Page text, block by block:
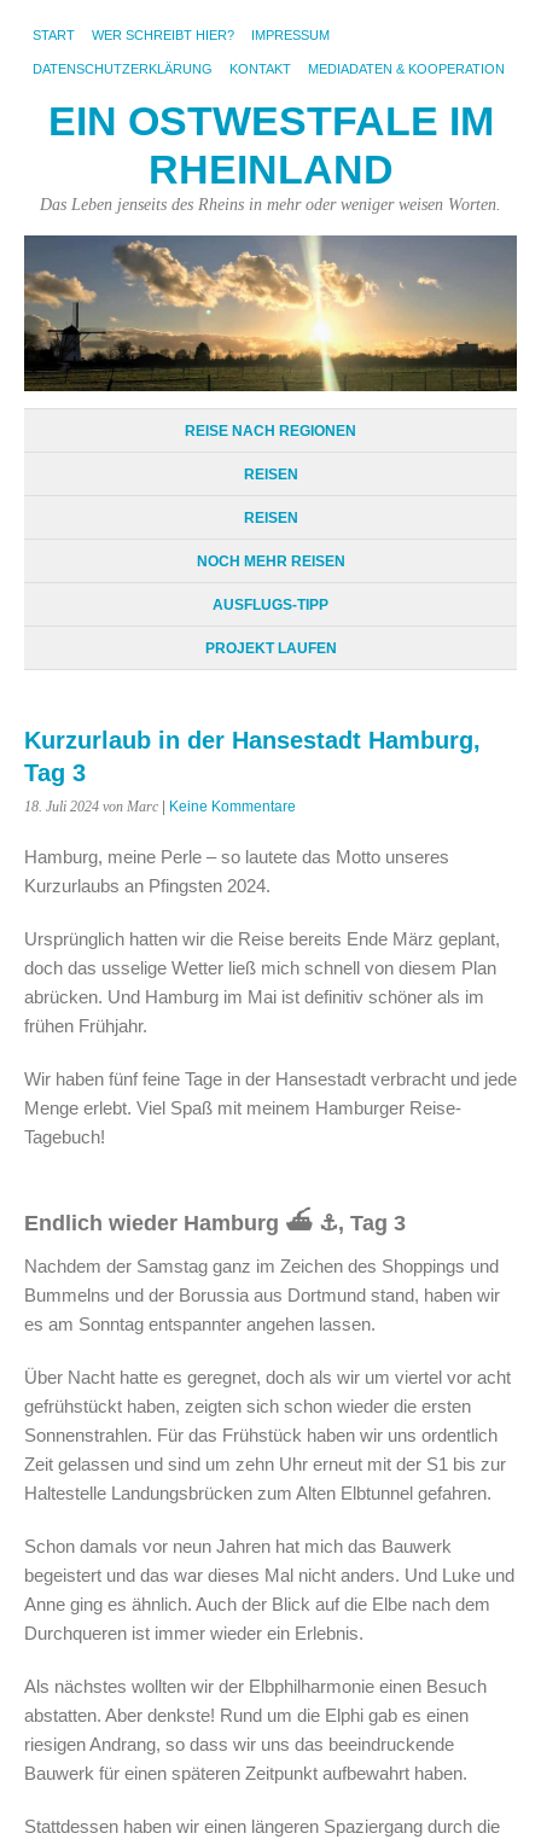
START WER SCHREIBT HIER? IMPRESSUM
DATENSCHUTZERKLÄRUNG KONTAKT MEDIADATEN & KOOPERATION
EIN OSTWESTFALE IM
RHEINLAND
Das Leben jenseits des Rheins in mehr oder weniger weisen Worten.
REISE NACH REGIONEN
REISEN
REISEN
NOCH MEHR REISEN
AUSFLUGS-TIPP
PROJEKT LAUFEN
Kurzurlaub in der Hansestadt Hamburg,
Tag 3
18. Juli 2024 von Marc | Keine Kommentare
Hamburg, meine Perle – so lautete das Motto unseres
Kurzurlaubs an Pfingsten 2024.
Ursprünglich hatten wir die Reise bereits Ende März geplant,
doch das usselige Wetter ließ mich schnell von diesem Plan
abrücken. Und Hamburg im Mai ist definitiv schöner als im
frühen Frühjahr.
Wir haben fünf feine Tage in der Hansestadt verbracht und jede
Menge erlebt. Viel Spaß mit meinem Hamburger Reise-
Tagebuch!
Endlich wieder Hamburg ⛴️ ⚓, Tag 3
Nachdem der Samstag ganz im Zeichen des Shoppings und
Bummelns und der Borussia aus Dortmund stand, haben wir
es am Sonntag entspannter angehen lassen.
Über Nacht hatte es geregnet, doch als wir um viertel vor acht
gefrühstückt haben, zeigten sich schon wieder die ersten
Sonnenstrahlen. Für das Frühstück haben wir uns ordentlich
Zeit gelassen und sind um zehn Uhr erneut mit der S1 bis zur
Haltestelle Landungsbrücken zum Alten Elbtunnel gefahren.
Schon damals vor neun Jahren hat mich das Bauwerk
begeistert und das war dieses Mal nicht anders. Und Luke und
Anne ging es ähnlich. Auch der Blick auf die Elbe nach dem
Durchqueren ist immer wieder ein Erlebnis.
Als nächstes wollten wir der Elbphilharmonie einen Besuch
abstatten. Aber denkste! Rund um die Elphi gab es einen
riesigen Andrang, so dass wir uns das beeindruckende
Bauwerk für einen späteren Zeitpunkt aufbewahrt haben.
Stattdessen haben wir einen längeren Spaziergang durch die